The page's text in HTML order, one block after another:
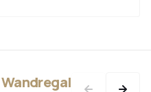
Wandregal